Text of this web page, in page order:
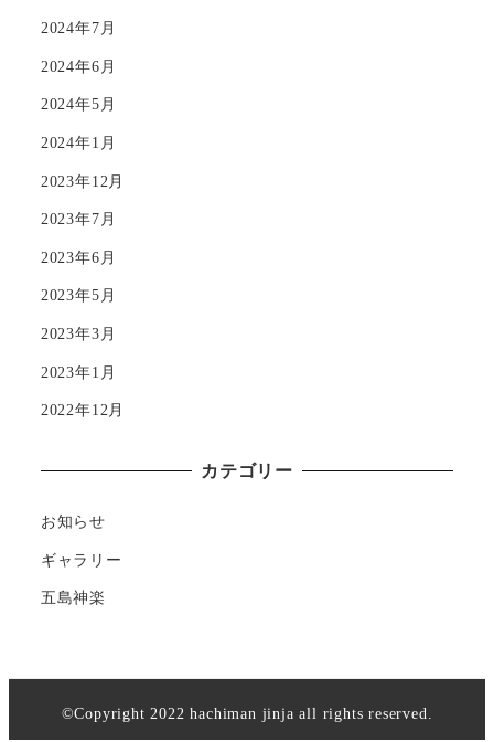
2024年7月
2024年6月
2024年5月
2024年1月
2023年12月
2023年7月
2023年6月
2023年5月
2023年3月
2023年1月
2022年12月
カテゴリー
お知らせ
ギャラリー
五島神楽
©Copyright 2022 hachiman jinja all rights reserved.